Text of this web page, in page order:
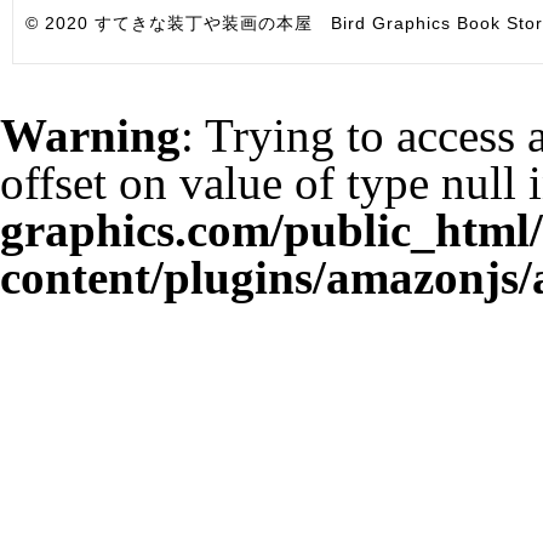
© 2020 すてきな装丁や装画の本屋 Bird Graphics Book
Warning: Trying to access
offset on value of type null
graphics.com/
content/plugins/